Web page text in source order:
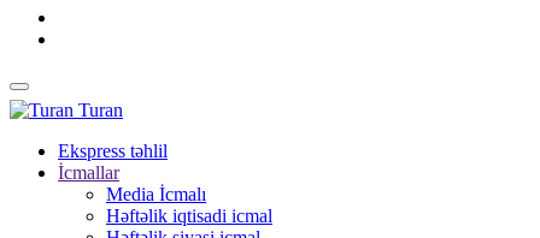
Turan
Ekspress təhlil
İcmallar
Media İcmalı
Həftəlik iqtisadi icmal